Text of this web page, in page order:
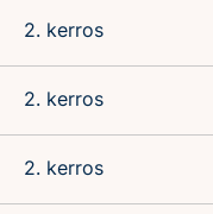
2. kerros
2. kerros
2. kerros